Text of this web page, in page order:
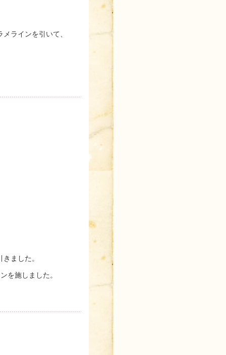
ラインを引いて、
ました。
を施しました。